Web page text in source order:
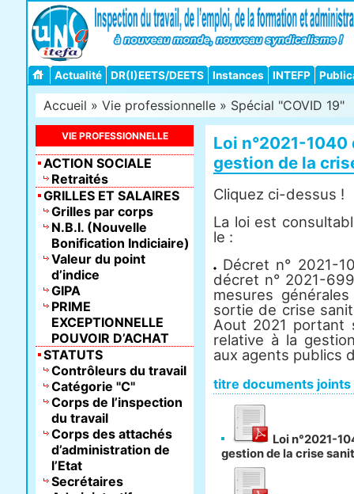
Actualité DR(I)EETS/DEETS Instances INTEFP
Accueil » Vie professionnelle » Spécial "COVID 19"
Loi n°2021-1040
gestion de la
Cliquez ci-dessus !
La loi est
le :
Décret n° 2021-
décret n° 2021-
mesures
sortie de crise
Aout 2021 portant
relative à la
aux agents publics
titre documents joints
Loi n°2021-
gestion de la crise
VIE PROFESSIONNELLE
ACTION SOCIALE
Retraités
GRILLES ET SALAIRES
Grilles par corps
N.B.I. (Nouvelle
Bonification Indiciaire)
Valeur du point
d’indice
GIPA
PRIME
EXCEPTIONNELLE
POUVOIR D’ACHAT
STATUTS
Contrôleurs du travail
Catégorie "C"
Corps de l’inspection
du travail
Corps des attachés
d’administration de
l’Etat
Secrétaires